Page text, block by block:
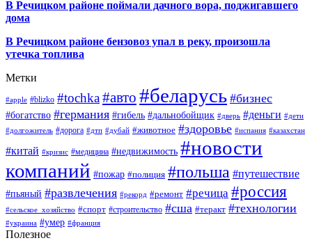
В Речицком районе поймали дачного вора, поджигавшего
дома
В Речицком районе бензовоз упал в реку, произошла
утечка топлива
Метки
#apple #blizko #tochka#авто #беларусь #бизнес
#богатство #германия #гибель #дальнобойщик #дверь #деньги #дети
#долгожитель #дорога #дтп #дубай #животное #здоровье #испания #казахстан
#китай #кризис #медицина #недвижимость #новости
компаний #пожар #полиция #польша #путешествие
#пьяный #развлечения #рекорд #ремонт #речица #россия
#сельское_хозяйство #спорт #строительство #сша #теракт #технологии
#украина #умер #франция
Полезное